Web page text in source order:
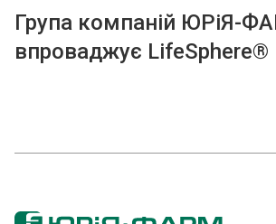
Група компаній ЮРіЯ-
впроваджує LifeSphere®